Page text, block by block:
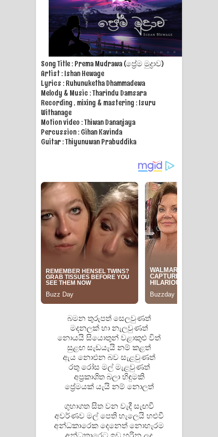
ගීතයේ පද පෙළ
Ras Balan Song Lyrics - රැස් බලන්
ගීතයේ පද පෙළ
Hoda sihiyen Song Lyrics - හොද
සිහියෙන් ගීතයේ පද පෙළ
Awanken Song Lyrics - අවංකෙන්
ගීතයේ පද පෙළ
Pa Sina Song Lyrics - පෑ සිනා ගීතයේ
පද පෙළ
Pemwanthiye Song Lyrics -
පෙම්වන්තියේ ගීතයේ පද පෙළ
Manobhawa Song Lyrics - මනෝභව
ගීතයේ පද පෙළ
Raawaya Song Lyrics - රාවය ගීතයේ
පද පෙළ
Saddeta Denna Song Lyrics - සද්දෙට
දෙන්න ගීතයේ පද පෙළ
Kaalaya Song Lyrics - කාලය ගීතයේ පද
පෙළ
Song Title : Prema Mudrawa (ප්‍රේම මුද්‍රාව)
Artist : Ishan Hewage
Lyrics : Ruhunuketha Dhammadewa
Melody & Music : Tharindu Damsara
Recording , mixing & mastering : Isuru
Withanage
Motion video : Thiwan Dananjaya
Percussion : Gihan Kavinda
Guitar : Thiyunuwan Prabuddika
බමන තුරුපත් සෙලවුණත්
මදනලක් හා නැලවුණත්
නොයයි සියොතුන් වළාකුළු විත්
සුළඟ සැඩයැයි නම් කළත්
ඇය නොඑන බව සැළවුණත්
රතු රෝස මල් මැළවුණත්
අප්‍රකාශිත බලා හිඳුමකි
ප්‍රේමයක් යැයි නම් නොලත්
ගුහාගත සිත වන වැදී සැඟවී
අවර්ණව මල් පෙති හැලෙයි හළුවී
අන්ධකාරෙක දෙනෙත් නොහැරම